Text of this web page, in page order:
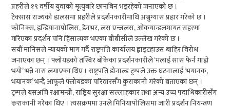
प्रहरीले १९ वर्षीय युवाको मृत्युबारे छानबिन भइरहेको जनाएको छ ।
टेक्सास राज्यको डालसमा प्रहरीले प्रदर्शनकारीमाथि अश्रुग्यास प्रहार गरेको छ ।
फोनिक्स, इन्डियानापोलिस, डेनभर, लस एन्जलस, ओकयान्डलगायत सहरमा
गरिएका प्रदर्शन पनि हिंसात्मक भएका बीबीसीले उल्लेख गरेको छ ।
सयौं मानिसले न्यायको माग गर्दै राष्ट्रपति कार्यालय ह्वाइटहाउस बाहिर विरोध
जनाएका छन् । फ्लोयडको तस्बिर बोकेका प्रदर्शनकारीले ‘मलाई सास फेर्न गाह्रो
भयो’ भन्ने नारा लगाएका थिए । राष्ट्रपति डोनाल्ड ट्रम्पले उक्त घटनालाई ‘भयानक,
भयानक’ भन्दै आफूले फ्लोयडका परिवारसँग कुराकानी गरेको बताएका छन् ।
ट्रम्पले यसअघि रक्षामन्त्री, राष्ट्रिय सुरक्षा सल्लाहकार तथा अन्य उच्च पदाधिकारीसँग
कुराकानी गरेका थिए । त्यसक्रममा उनले मिनियापोलिसमा जारी प्रदर्शन नियन्त्रण